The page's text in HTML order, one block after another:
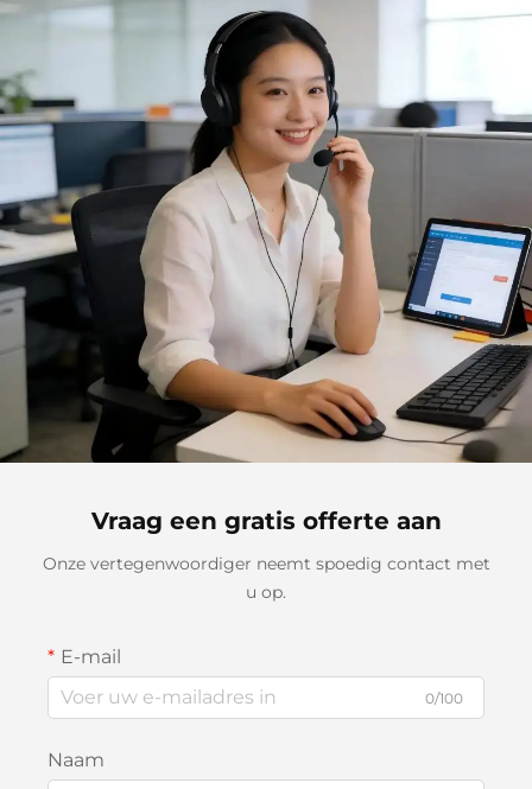
tegen verbrandingen,
Vraag een gratis offerte aan
Onze vertegenwoordiger neemt spoedig contact met
u op.
E-mail
0/100
Naam